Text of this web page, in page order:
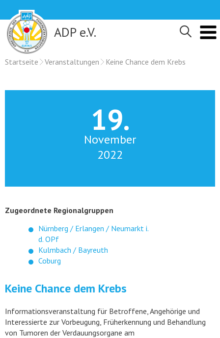
content
ADP e.V.
Startseite Veranstaltungen Keine Chance dem Krebs
19.
November
2022
Zugeordnete Regionalgruppen
Nürnberg / Erlangen / Neumarkt i.
d. OPf
Kulmbach / Bayreuth
Coburg
Keine Chance dem Krebs
Informationsveranstaltung für Betroffene, Angehörige und
Interessierte zur Vorbeugung, Früherkennung und Behandlung
von Tumoren der Verdauungsorgane am